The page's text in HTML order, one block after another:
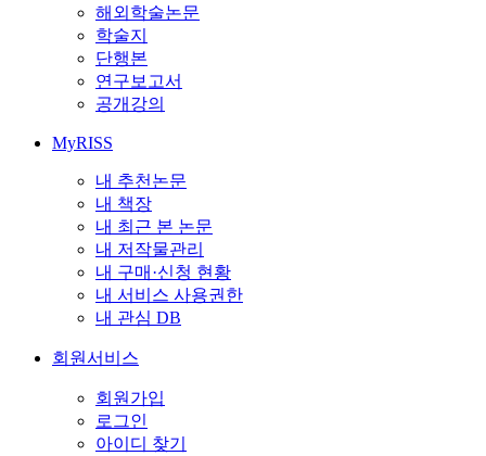
해외학술논문
학술지
단행본
연구보고서
공개강의
MyRISS
내 추천논문
내 책장
내 최근 본 논문
내 저작물관리
내 구매·신청 현황
내 서비스 사용권한
내 관심 DB
회원서비스
회원가입
로그인
아이디 찾기